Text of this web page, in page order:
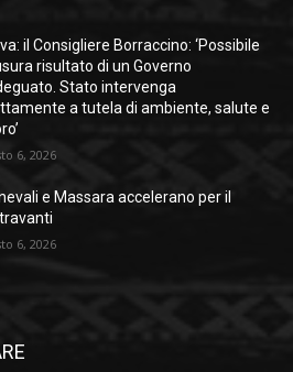
il Consigliere Borraccino: ‘Possibile
risultato di un Governo
Stato intervenga
a tutela di ambiente, salute e
6, 2026
e Massara accelerano per il
6, 2026